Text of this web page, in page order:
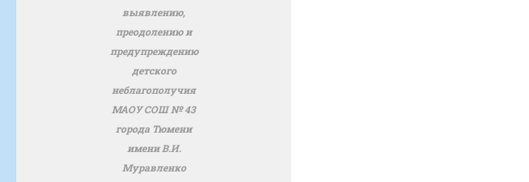
выявлению,
преодолению и
предупреждению
детского
неблагополучия
МАОУ СОШ № 43
города Тюмени
имени В.И.
Муравленко